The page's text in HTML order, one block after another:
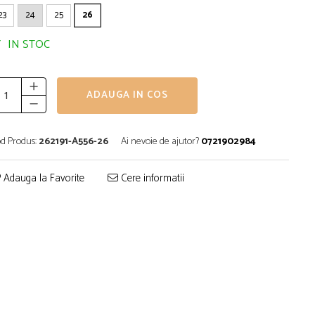
24 25 26
IN STOC
ADAUGA IN COS
Produs:262191-A556-26 Ai nevoie de ajutor?0721902984
Adauga la Favorite Cere informatii